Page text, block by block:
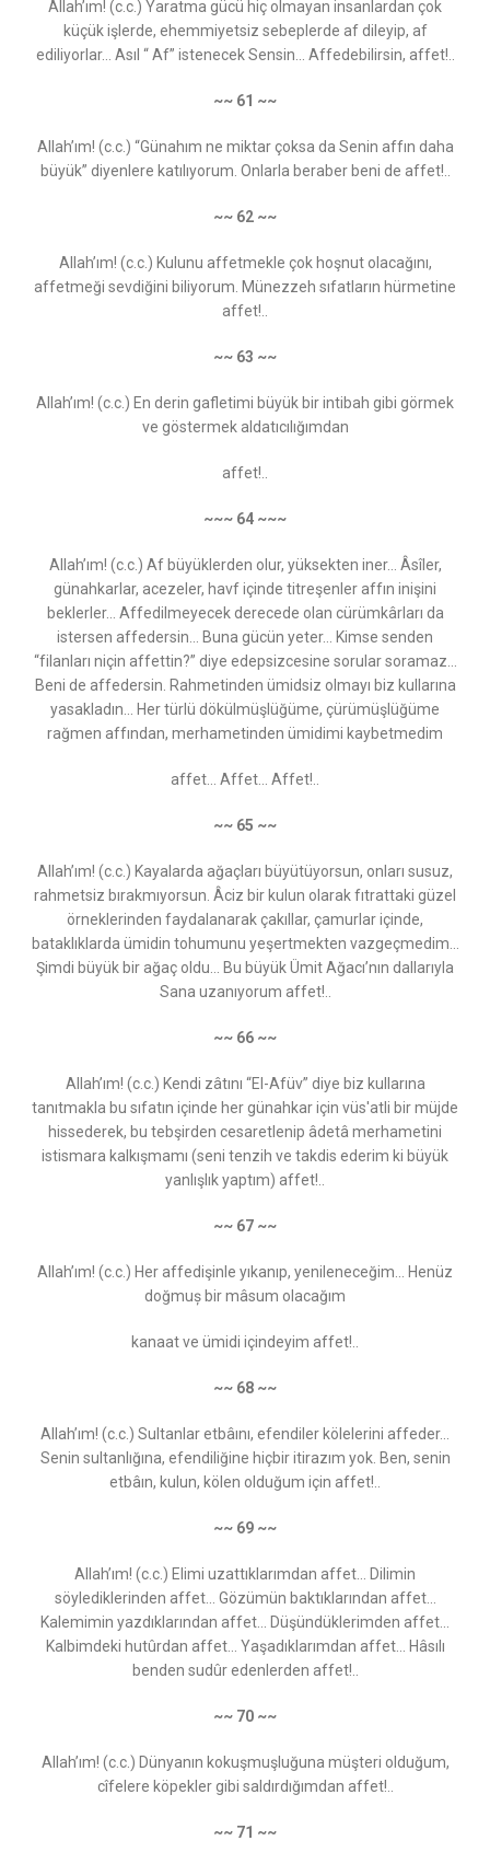
Allah’ım! (c.c.) Yaratma gücü hiç olmayan insanlardan çok
küçük işlerde, ehemmiyetsiz sebeplerde af dileyip, af
ediliyorlar… Asıl “ Af” istenecek Sensin... Affedebilirsin, affet!..
~~ 61 ~~
Allah’ım! (c.c.) “Günahım ne miktar çoksa da Senin affın daha
büyük” diyenlere katılıyorum. Onlarla beraber beni de affet!..
~~ 62 ~~
Allah’ım! (c.c.) Kulunu affetmekle çok hoşnut olacağını,
affetmeği sevdiğini biliyorum. Münezzeh sıfatların hürmetine
affet!..
~~ 63 ~~
Allah’ım! (c.c.) En derin gafletimi büyük bir intibah gibi görmek
ve göstermek aldatıcılığımdan
affet!..
~~~ 64 ~~~
Allah’ım! (c.c.) Af büyüklerden olur, yüksekten iner... Âsîler,
günahkarlar, acezeler, havf içinde titreşenler affın inişini
beklerler… Affedilmeyecek derecede olan cürümkârları da
istersen affedersin... Buna gücün yeter… Kimse senden
“filanları niçin affettin?” diye edepsizcesine sorular soramaz...
Beni de affedersin. Rahmetinden ümidsiz olmayı biz kullarına
yasakladın... Her türlü dökülmüşlüğüme, çürümüşlüğüme
rağmen affından, merhametinden ümidimi kaybetmedim
affet... Affet... Affet!..
~~ 65 ~~
Allah’ım! (c.c.) Kayalarda ağaçları büyütüyorsun, onları susuz,
rahmetsiz bırakmıyorsun. Âciz bir kulun olarak fıtrattaki güzel
örneklerinden faydalanarak çakıllar, çamurlar içinde,
bataklıklarda ümidin tohumunu yeşertmekten vazgeçmedim...
Şimdi büyük bir ağaç oldu... Bu büyük Ümit Ağacı’nın dallarıyla
Sana uzanıyorum affet!..
~~ 66 ~~
Allah’ım! (c.c.) Kendi zâtını “El-Afüv” diye biz kullarına
tanıtmakla bu sıfatın içinde her günahkar için vüs'atli bir müjde
hissederek, bu tebşirden cesaretlenip âdetâ merhametini
istismara kalkışmamı (seni tenzih ve takdis ederim ki büyük
yanlışlık yaptım) affet!..
~~ 67 ~~
Allah’ım! (c.c.) Her affedişinle yıkanıp, yenileneceğim... Henüz
doğmuș bir mâsum olacağım
kanaat ve ümidi içindeyim affet!..
~~ 68 ~~
Allah’ım! (c.c.) Sultanlar etbâını, efendiler kölelerini affeder…
Senin sultanlığına, efendiliğine hiçbir itirazım yok. Ben, senin
etbâın, kulun, kölen olduğum için affet!..
~~ 69 ~~
Allah’ım! (c.c.) Elimi uzattıklarımdan affet... Dilimin
söylediklerinden affet... Gözümün baktıklarından affet...
Kalemimin yazdıklarından affet... Düşündüklerimden affet...
Kalbimdeki hutûrdan affet... Yaşadıklarımdan affet... Hâsılı
benden sudûr edenlerden affet!..
~~ 70 ~~
Allah’ım! (c.c.) Dünyanın kokuşmuşluğuna müşteri olduğum,
cîfelere köpekler gibi saldırdığımdan affet!..
~~ 71 ~~